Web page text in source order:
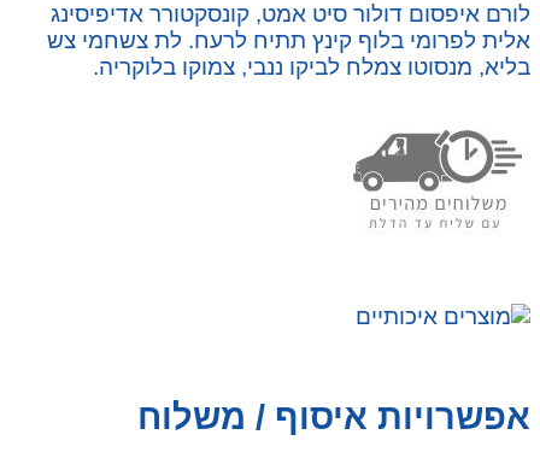
לורם איפסום דולור סיט אמט, קונסקטורר אדיפיסינג
אלית לפרומי בלוף קינץ תתיח לרעח. לת צשחמי צש
בליא, מנסוטו צמלח לביקו ננבי, צמוקו בלוקריה.
אפשרויות איסוף / משלוח